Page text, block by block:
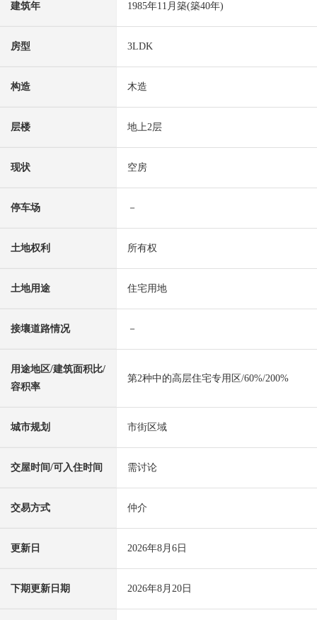
建筑年 1985年11月築(築40年)
房型 3LDK
构造 木造
层楼 地上2层
现状 空房
停车场 －
土地权利 所有权
土地用途 住宅用地
接壤道路情况 －
用途地区/建筑面积比/
容积率
第2种中的高层住宅专用区/60%/200%
城市规划 市街区域
交屋时间/可入住时间 需讨论
交易方式 仲介
更新日 2026年8月6日
下期更新日期 2026年8月20日